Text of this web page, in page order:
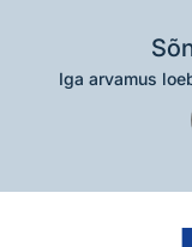
Iga arvamus